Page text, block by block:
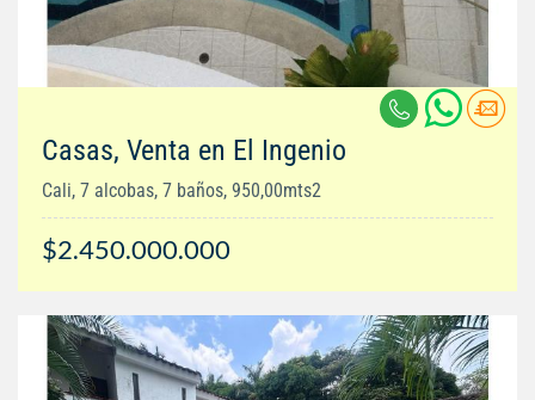
Casas, Venta en El Ingenio
Cali, 7 alcobas, 7 baños, 950,00mts2
$2.450.000.000